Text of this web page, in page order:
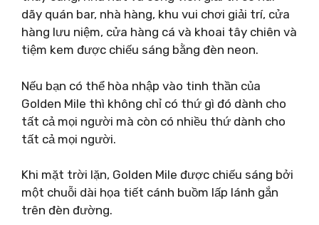
dãy quán bar, nhà hàng, khu vui chơi giải trí, cửa
hàng lưu niệm, cửa hàng cá và khoai tây chiên và
tiệm kem được chiếu sáng bằng đèn neon.
Nếu bạn có thể hòa nhập vào tinh thần của
Golden Mile thì không chỉ có thứ gì đó dành cho
tất cả mọi người mà còn có nhiều thứ dành cho
tất cả mọi người.
Khi mặt trời lặn, Golden Mile được chiếu sáng bởi
một chuỗi dài họa tiết cánh buồm lấp lánh gắn
trên đèn đường.